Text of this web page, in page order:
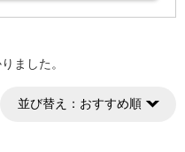
ました。
並び替え： おすすめ順